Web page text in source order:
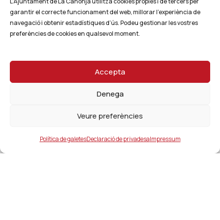
garantir el correcte funcionament del web, millorar l’experiència de
navegació i obtenir estadístiques d’ús. Podeu gestionar les vostres
preferències de cookies en qualsevol moment.
Accepta
Denega
Veure preferències
Política de galetesDeclaració de privadesaImpressum